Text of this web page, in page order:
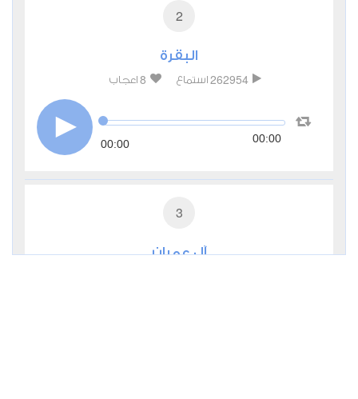
2
البقرة
262954 استماع 8 اعجاب
00:00 00:00
3
آل عمران